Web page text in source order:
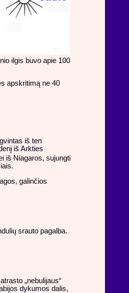
ilgis buvo apie 100
apskritimą ne 40
iš ten
iš Arkties
iš Niagaros, sujungti
galinčios
srauto pagalba.
„nebulijaus“
dykumos dalis,